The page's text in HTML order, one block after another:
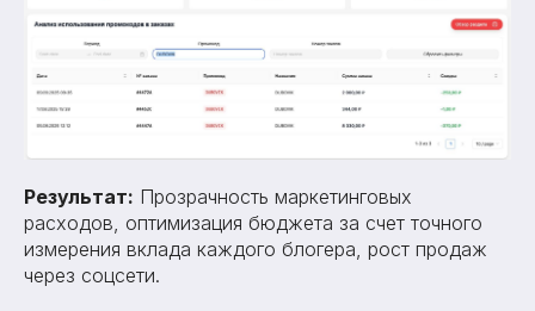
Результат: Прозрачность маркетинговых
расходов, оптимизация бюджета за счет точного
измерения вклада каждого блогера, рост продаж
через соцсети.